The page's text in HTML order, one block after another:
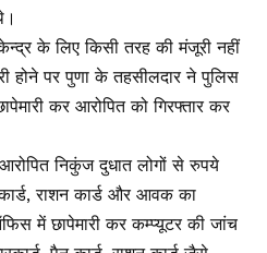
के लिए किसी तरह की मंजूरी नहीं
होने पर पुणा के तहसीलदार ने पुलिस
कर आरोपित को गिरफ्तार कर
निकुंज दुधात लोगों से रुपये
राशन कार्ड और आवक का
में छापेमारी कर कम्प्यूटर की जांच